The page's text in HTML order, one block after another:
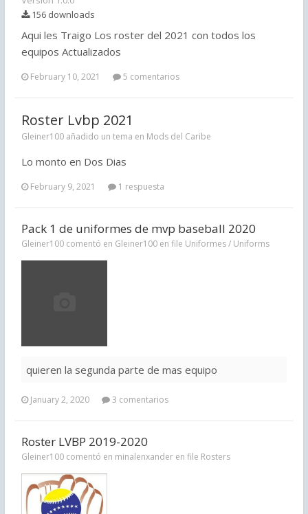
156 downloads
Aqui les Traigo Los roster del 2021 con todos los
equipos Actualizados
February 10, 2021 5 comentarios
Roster Lvbp 2021
Gleiner100 añadido un tema en Mods del Caribe
Lo monto en Dos Dias
February 9, 2021 1 respuesta
Pack 1 de uniformes de mvp baseball 2020
Gleiner100 comentó en Gleiner100 en file Uniformes / Uniforms
quieren la segunda parte de mas equipo
January 2, 2020 3 comentarios
Roster LVBP 2019-2020
Gleiner100 comentó en minalenxander en file Rosters